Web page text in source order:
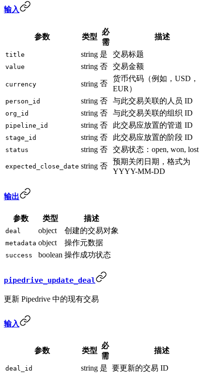
输入
参数 类型
必
需
描述
title string 是 交易标题
value string 否 交易金额
currency string 否
货币代码（例如，USD，
EUR）
person_id string 否 与此交易关联的人员 ID
org_id string 否 与此交易关联的组织 ID
pipeline_id string 否 此交易应放置的管道 ID
stage_id string 否 此交易应放置的阶段 ID
status string 否 交易状态：open, won, lost
expected_close_date string 否
预期关闭日期，格式为
YYYY-MM-DD
输出
参数 类型 描述
deal object 创建的交易对象
metadata object 操作元数据
success boolean 操作成功状态
pipedrive_update_deal
更新 Pipedrive 中的现有交易
输入
参数 类型
必
需
描述
deal_id string 是 要更新的交易 ID